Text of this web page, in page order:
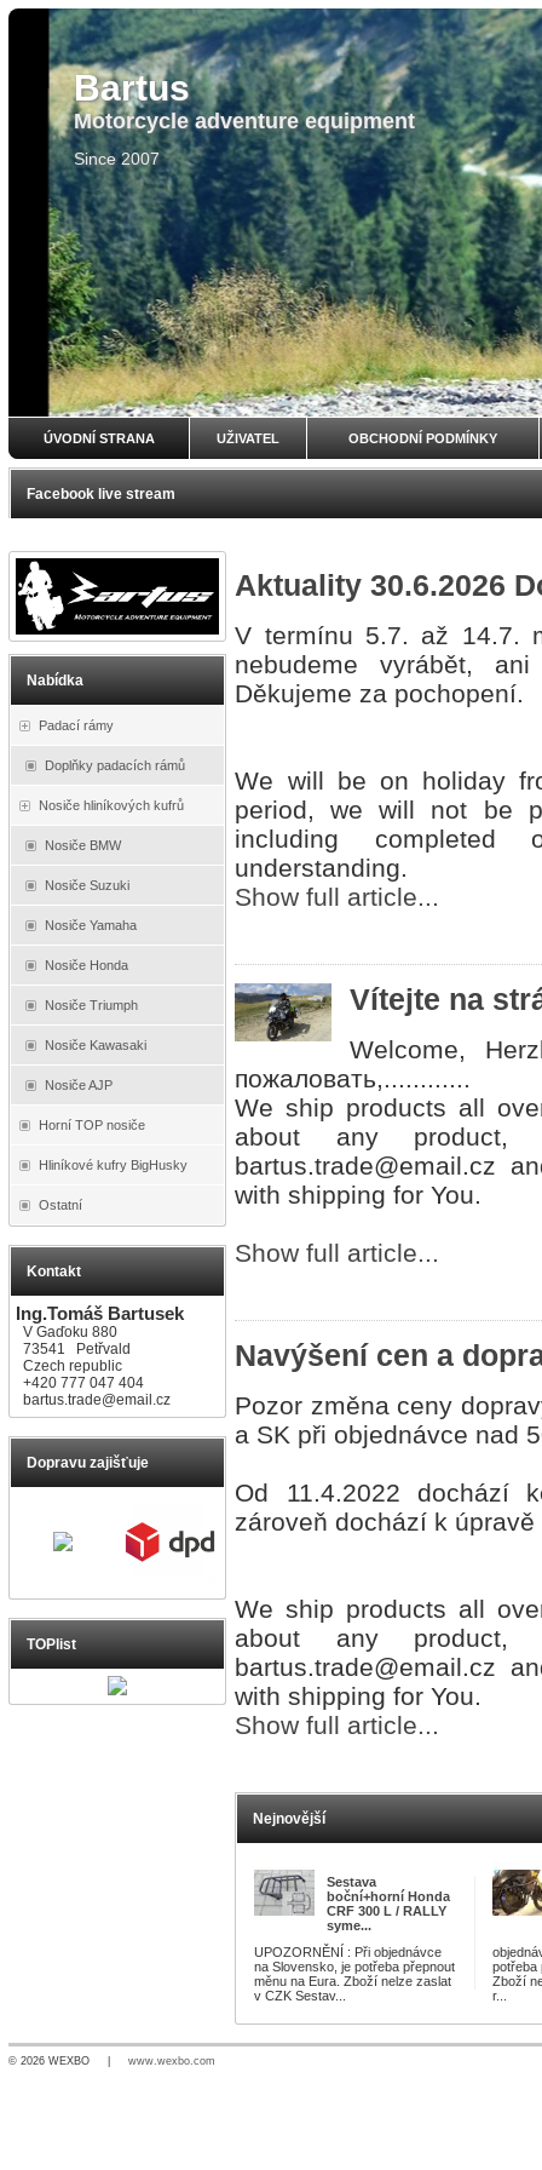
Bartus
Motorcycle adventure equipment
Since 2007
ÚVODNÍ STRANA UŽIVATEL OBCHODNÍ PODMÍNKY
Facebook live stream
Nabídka
Padací rámy
Doplňky padacích rámů
Nosiče hliníkových kufrů
Nosiče BMW
Nosiče Suzuki
Nosiče Yamaha
Nosiče Honda
Nosiče Triumph
Nosiče Kawasaki
Nosiče AJP
Horní TOP nosiče
Hliníkové kufry BigHusky
Ostatní
Kontakt
Ing.Tomáš Bartusek
V Gaďoku 880
73541 Petřvald
Czech republic
+420 777 047 404
bartus.trade@email.cz
Dopravu zajišťuje
TOPlist
Aktuality 30.6.2026
V termínu 5.7. až 14.7.
nebudeme vyrábět,
Děkujeme za pochopení.
We will be on holiday
period, we will not be
including
understanding.
Show full article...
Vítejte na
Welcome,
пожаловать,............
We ship products all
about any
bartus.trade@email.cz
with shipping for You.
Show full article...
Navýšení cen a
Pozor změna ceny
a SK při objednávce nad
Od 11.4.2022 dochází
zároveň dochází k úpravě
We ship products all
about any
bartus.trade@email.cz
with shipping for You.
Show full article...
Nejnovější
Sestava
boční+horní Honda
CRF 300 L / RALLY
syme...
UPOZORNĚNÍ : Při objednávce
na Slovensko, je potřeba přepnout
měnu na Eura. Zboží nelze zaslat
v CZK Sestav...
potřeba
Zboží
r...
© 2026 WEXBO | www.wexbo.com